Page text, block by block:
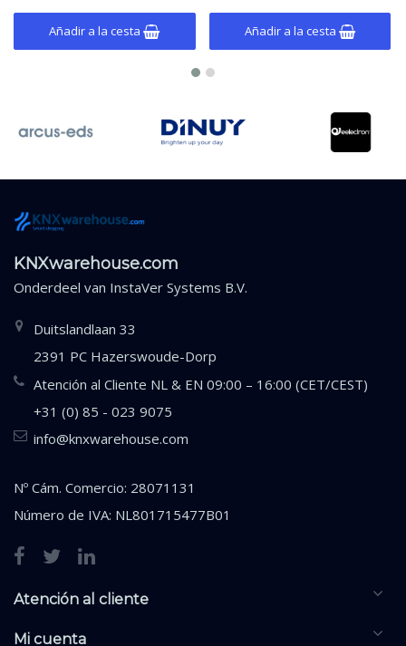
Añadir a la cesta Añadir a la cesta
KNXwarehouse.com
Onderdeel van InstaVer Systems B.V.
Duitslandlaan 33
2391 PC Hazerswoude-Dorp
Atención al Cliente NL & EN 09:00 – 16:00 (CET/CEST)
+31 (0) 85 - 023 9075
info@knxwarehouse.com
Nº Cám. Comercio: 28071131
Número de IVA: NL801715477B01
Atención al cliente
Mi cuenta